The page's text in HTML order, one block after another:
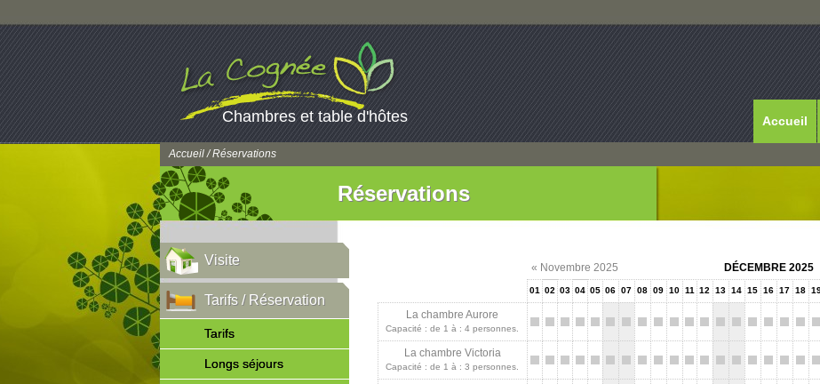
Chambres et table d'hôtes Accueil
Accueil/ Réservations
Réservations
Visite
Tarifs / Réservation
Tarifs
Longs séjours
« Novembre 2025 DÉCEMBRE 2025
01 02 03 04 05 06 07 08 09 10 11 12 13 14 15 16 17 18
La chambre Aurore
Capacité : de 1 à : 4 personnes.
La chambre Victoria
Capacité : de 1 à : 3 personnes.